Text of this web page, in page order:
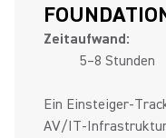
Zeitaufwand:
5–8 Stunden
Ein
AV/